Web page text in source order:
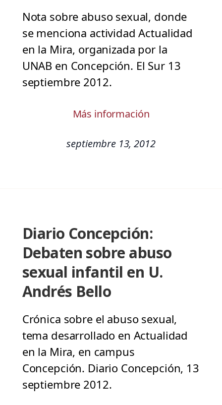
Nota sobre abuso sexual, donde
se menciona actividad Actualidad
en la Mira, organizada por la
UNAB en Concepción. El Sur 13
septiembre 2012.
Más información
septiembre 13, 2012
Diario Concepción:
Debaten sobre abuso
sexual infantil en U.
Andrés Bello
Crónica sobre el abuso sexual,
tema desarrollado en Actualidad
en la Mira, en campus
Concepción. Diario Concepción, 13
septiembre 2012.